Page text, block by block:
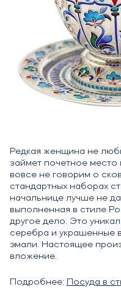
Редкая женщина не
займет почетное
вовсе не говорим о
стандартных наборах
начальнице лучше не
выполненная в стиле
другое дело. Это
серебра и украшенные
эмали. Настоящее
вложение.
Подробнее: Посуда в